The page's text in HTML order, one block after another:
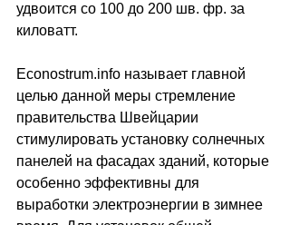
удвоится со 100 до 200 шв. фр. за
киловатт.
Econostrum.infо называет главной
целью данной меры стремление
правительства Швейцарии
стимулировать установку солнечных
панелей на фасадах зданий, которые
особенно эффективны для
выработки электроэнергии в зимнее